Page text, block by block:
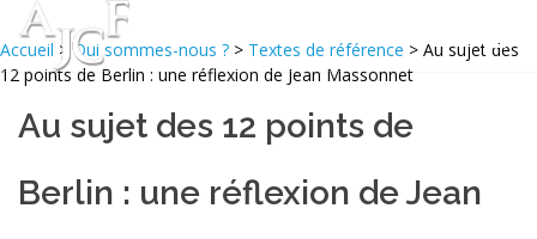
Accueil >Qui sommes-nous ? > Textes de référence > Au sujet des
12 points de Berlin : une réflexion de Jean Massonnet
Au sujet des 12 points de
Berlin : une réflexion de Jean